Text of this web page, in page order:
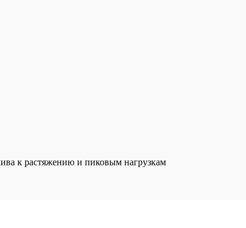
к растяжению и пиковым нагрузкам